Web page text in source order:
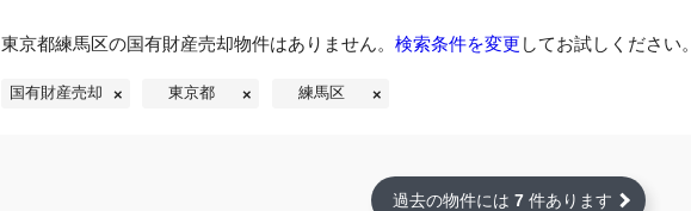
東京都練馬区の国有財産売却物件はありません。 検索条件を変更 してお試しください。
国有財産売却 東京都 練馬区
過去の物件には 7 件あります